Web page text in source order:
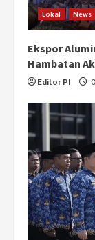
Lokal News
Ekspor
Hambatan
Editor PI